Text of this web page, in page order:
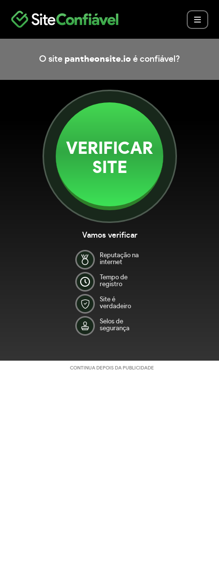
O site pantheonsite.io é confiável?
VERIFICAR
SITE
Vamos verificar
Reputação na
internet
Tempo de
registro
Site é
verdadeiro
Selos de
segurança
CONTINUA DEPOIS DA PUBLICIDADE